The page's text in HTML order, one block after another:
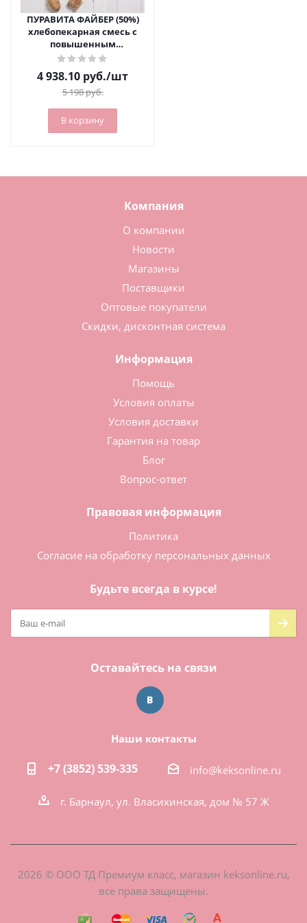
ПУРАВИТА ФАЙБЕР (50%)
хлебопекарная смесь с
повышенным
содержанием клетчатки
(мешок 15 кг)
4 938.10 руб./шт
5 198руб.
В корзину
Компания
О компании
Новости
Магазины
Поставщики
Оптовые покупатели
Скидки, дисконтная система
Информация
Помощь
Условия оплаты
Условия доставки
Гарантия на товар
Блог
Вопрос-ответ
Правовая информация
Политика
Согласие на обработку персональных данных
Будьте всегда в курсе!
Оставайтесь на связи
Наши контакты
+7 (3852) 539-335 info@keksonline.ru
г. Барнаул, ул. Власихинская, дом № 57 Ж
2026 © ООО ТД Премиум класс, магазин keksonline.ru,
все права защищены.